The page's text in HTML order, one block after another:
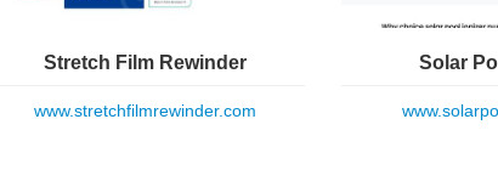
Stretch Film Rewinder
www.stretchfilmrewinder.com
Solar